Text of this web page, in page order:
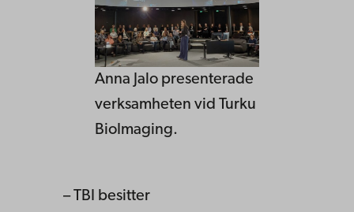
Anna Jalo presenterade
verksamheten vid Turku
BioImaging.
– TBI besitter